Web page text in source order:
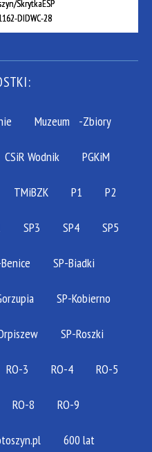
SkrytkaESP
DIDWC-28
Muzeum -Zbiory
CSiR Wodnik PGKiM
TMiBZK P1 P2
SP3 SP4 SP5
SP-Biadki
SP-Kobierno
SP-Roszki
RO-3 RO-4 RO-5
RO-8 RO-9
600 lat